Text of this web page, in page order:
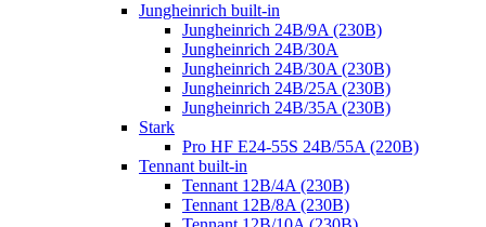
Jungheinrich built-in
Jungheinrich 24B/9A (230B)
Jungheinrich 24B/30A
Jungheinrich 24B/30A (230B)
Jungheinrich 24B/25A (230B)
Jungheinrich 24B/35A (230B)
Stark
Pro HF E24-55S 24B/55A (220B)
Tennant built-in
Tennant 12B/4A (230B)
Tennant 12B/8A (230B)